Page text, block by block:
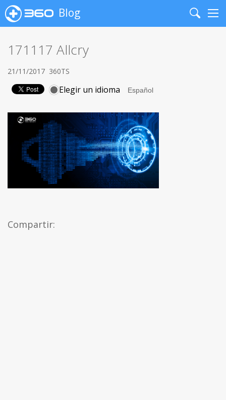
Blog
Search
171117 Allcry
21/11/2017 360TS
Elegir un idioma
Compartir: